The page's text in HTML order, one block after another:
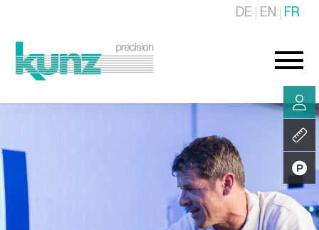
DE EN FR